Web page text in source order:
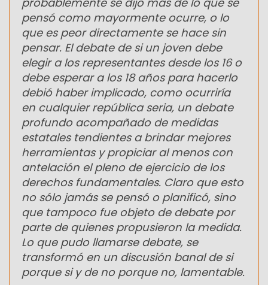
pensó como mayormente ocurre, o lo
que es peor directamente se hace sin
pensar. El debate de si un joven debe
elegir a los representantes desde los 16 o
debe esperar a los 18 años para hacerlo
debió haber implicado, como ocurriría
en cualquier república seria, un debate
profundo acompañado de medidas
estatales tendientes a brindar mejores
herramientas y propiciar al menos con
antelación el pleno de ejercicio de los
derechos fundamentales. Claro que esto
no sólo jamás se pensó o planificó, sino
que tampoco fue objeto de debate por
parte de quienes propusieron la medida.
Lo que pudo llamarse debate, se
transformó en un discusión banal de si
porque si y de no porque no, lamentable.